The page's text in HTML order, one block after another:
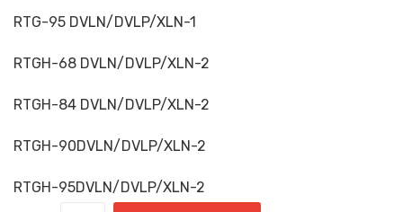
RTG-95 DVLN/DVLP/XLN-1
RTGH-68 DVLN/DVLP/XLN-2
RTGH-84 DVLN/DVLP/XLN-2
RTGH-90DVLN/DVLP/XLN-2
RTGH-95DVLN/DVLP/XLN-2